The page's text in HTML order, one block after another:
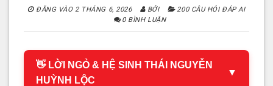
ĐĂNG VÀO 2 THÁNG 6, 2026 BỞI
200 CÂU HỎI ĐÁP AI
0 BÌNH LUẬN
👋 LỜI NGỎ & HỆ SINH THÁI NGUYỄN
HUỲNH LỘC
▼